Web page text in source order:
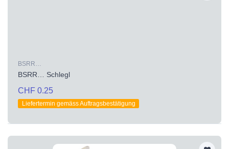
BSRR…
BSRR… Schlegl
CHF 0.25
Liefertermin gemäss Auftragsbestätigung